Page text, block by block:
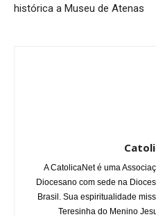
histórica a Museu de Atenas
A CatolicaNet é uma
Diocesano com sede na
Brasil. Sua espiritualidade
Teresinha do Menino